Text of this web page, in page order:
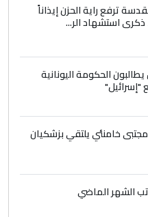
ترفع راية الحزن إيذاناً
ذكرى استشهاد الر...
الحكومة اليونانية
"إسرائيل"
خامنئي يلتقي بزشكيان
الشهر الماضي